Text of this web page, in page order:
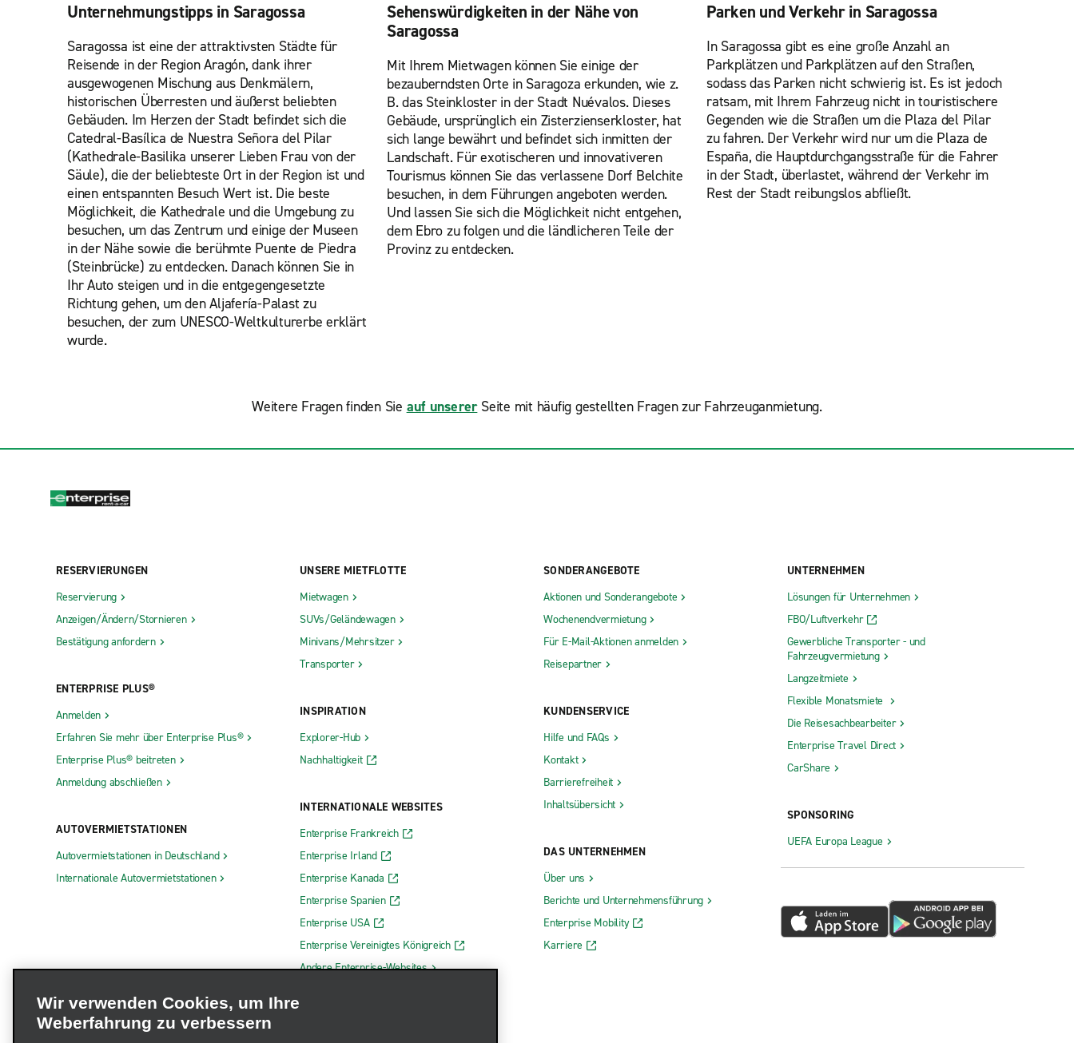
Unternehmungstipps in Saragossa
Saragossa ist eine der attraktivsten Städte für
Reisende in der Region Aragón, dank ihrer
ausgewogenen Mischung aus Denkmälern,
historischen Überresten und äußerst beliebten
Gebäuden. Im Herzen der Stadt befindet sich die
Catedral-Basílica de Nuestra Señora del Pilar
(Kathedrale-Basilika unserer Lieben Frau von der
Säule), die der beliebteste Ort in der Region ist und
einen entspannten Besuch Wert ist. Die beste
Möglichkeit, die Kathedrale und die Umgebung zu
besuchen, um das Zentrum und einige der Museen
in der Nähe sowie die berühmte Puente de Piedra
(Steinbrücke) zu entdecken. Danach können Sie in
Ihr Auto steigen und in die entgegengesetzte
Richtung gehen, um den Aljafería-Palast zu
besuchen, der zum UNESCO-Weltkulturerbe erklärt
wurde.
Sehenswürdigkeiten in der Nähe von
Saragossa
Mit Ihrem Mietwagen können Sie einige der
bezauberndsten Orte in Saragoza erkunden, wie z.
B. das Steinkloster in der Stadt Nuévalos. Dieses
Gebäude, ursprünglich ein Zisterzienserkloster, hat
sich lange bewährt und befindet sich inmitten der
Landschaft. Für exotischeren und innovativeren
Tourismus können Sie das verlassene Dorf Belchite
besuchen, in dem Führungen angeboten werden.
Und lassen Sie sich die Möglichkeit nicht entgehen,
dem Ebro zu folgen und die ländlicheren Teile der
Provinz zu entdecken.
Parken und Verkehr in Saragossa
In Saragossa gibt es eine große Anzahl an
Parkplätzen und Parkplätzen auf den Straßen,
sodass das Parken nicht schwierig ist. Es ist jedoch
ratsam, mit Ihrem Fahrzeug nicht in touristischere
Gegenden wie die Straßen um die Plaza del Pilar
zu fahren. Der Verkehr wird nur um die Plaza de
España, die Hauptdurchgangsstraße für die Fahrer
in der Stadt, überlastet, während der Verkehr im
Rest der Stadt reibungslos abfließt.
Weitere Fragen finden Sie auf unsererSeite mit häufig gestellten Fragen zur Fahrzeuganmietung.
RESERVIERUNGEN
Reservierung
Anzeigen/Ändern/Stornieren
Bestätigung anfordern
ENTERPRISE PLUS®
Anmelden
Erfahren Sie mehr über Enterprise Plus®
Enterprise Plus® beitreten
Anmeldung abschließen
AUTOVERMIETSTATIONEN
Autovermietstationen in Deutschland
Internationale Autovermietstationen
UNSERE MIETFLOTTE
Mietwagen
SUVs/Geländewagen
Minivans/Mehrsitzer
Transporter
INSPIRATION
Explorer-Hub
Nachhaltigkeit
INTERNATIONALE WEBSITES
Enterprise Frankreich
Enterprise Irland
Enterprise Kanada
Enterprise Spanien
Enterprise USA
Enterprise Vereinigtes Königreich
Andere Enterprise-Websites
SONDERANGEBOTE
Aktionen und Sonderangebote
Wochenendvermietung
Für E-Mail-Aktionen anmelden
Reisepartner
KUNDENSERVICE
Hilfe und FAQs
Kontakt
Barrierefreiheit
Inhaltsübersicht
DAS UNTERNEHMEN
Über uns
Berichte und Unternehmensführung
Enterprise Mobility
Karriere
UNTERNEHMEN
Lösungen für Unternehmen
FBO/Luftverkehr
Gewerbliche Transporter - und
Fahrzeugvermietung
Langzeitmiete
Flexible Monatsmiete
Die Reisesachbearbeiter
Enterprise Travel Direct
CarShare
SPONSORING
UEFA Europa League
Wir verwenden Cookies, um Ihre
Weberfahrung zu verbessern